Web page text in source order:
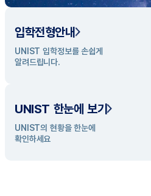
UNIST 학과 소개
UNIST의 개성있는 학과들을
탐색해 보세요
입학전형안내
UNIST 입학정보를 손쉽게
알려드립니다.
UNIST 한눈에 보기
UNIST의 현황을 한눈에
확인하세요